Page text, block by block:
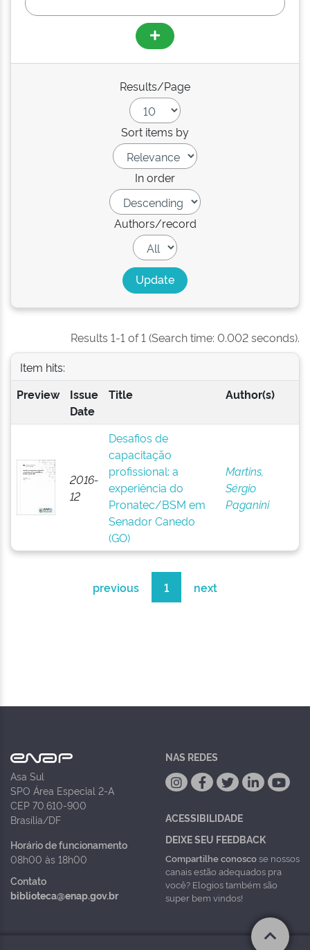
Results/Page
Sort items by
In order
Authors/record
Results 1-1 of 1 (Search time: 0.002 seconds).
Item hits:
Preview
Issue
Date
Title Author(s)
2016-
12
Desafios de
capacitação
profissional: a
experiência do
Pronatec/BSM em
Senador Canedo
(GO)
Martins,
Sérgio
Paganini
previous 1 next
Asa Sul
SPO Área Especial 2-A
CEP 70.610-900
Brasília/DF
Horário de funcionamento
08h00 às 18h00
Contato
biblioteca@enap.gov.br
NAS REDES
ACESSIBILIDADE
DEIXE SEU FEEDBACK
Compartilhe conoscose nossos
canais estão adequados pra
você? Elogios também são
super bem vindos!